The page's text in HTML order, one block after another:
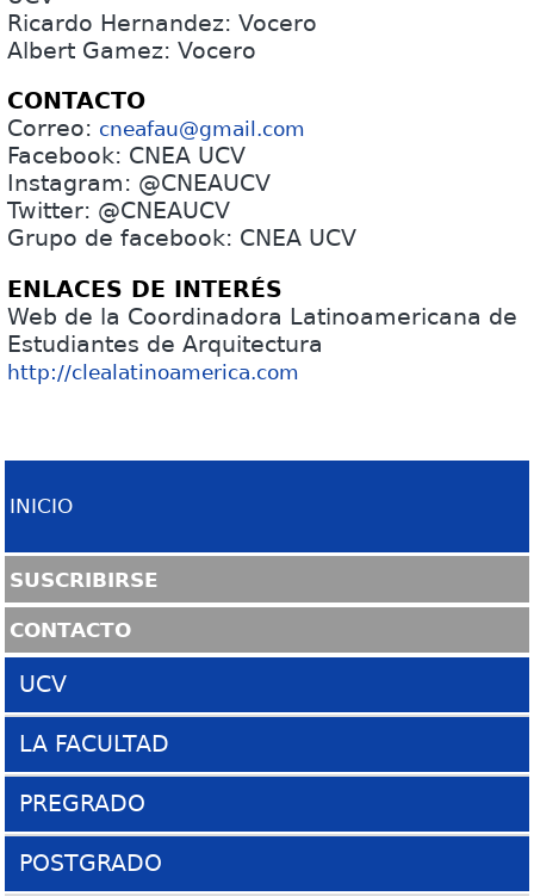
Ricardo Hernandez: Vocero
Albert Gamez: Vocero
CONTACTO
Correo: cneafau@gmail.com
Facebook: CNEA UCV
Instagram: @CNEAUCV
Twitter: @CNEAUCV
Grupo de facebook: CNEA UCV
ENLACES DE INTERÉS
Web de la Coordinadora Latinoamericana de
Estudiantes de Arquitectura
http://clealatinoamerica.com
INICIO
SUSCRIBIRSE
CONTACTO
UCV
Sitio UCV
La Ciudad Universitaria
COPRED
SABER UCV
LA FACULTAD
Presentación
Historia
PREGRADO
Escuela de Arquitectura
POSTGRADO